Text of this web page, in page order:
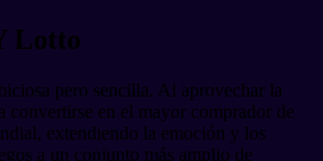
Lotto
pero sencilla. Al aprovechar la
convertirse en el mayor comprador de
extendiendo la emoción y los
a un conjunto más amplio de